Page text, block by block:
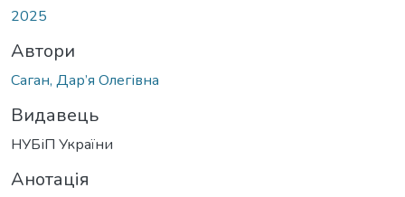
2025
Автори
Саган, Дар’я Олегівна
Видавець
НУБіП України
Анотація